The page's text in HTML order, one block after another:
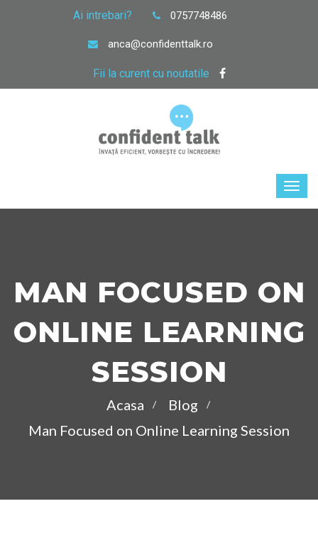
Ai intrebari? 0757748486
anca@confidenttalk.ro
Fii la curent cu noutatile
MAN FOCUSED ON
ONLINE LEARNING
SESSION
Acasa
Blog
Man Focused on Online Learning Session